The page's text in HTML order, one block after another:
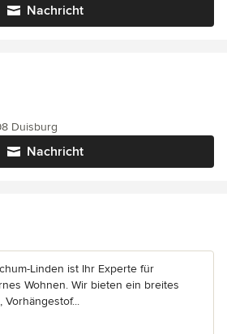
Nachricht
Nachricht
Duisburg
Linden ist Ihr Experte für
Wohnen. Wir bieten ein breites
Vorhängestof...